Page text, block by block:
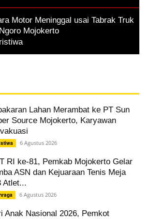
Motor Meninggal usai Tabrak Truk
Mojokerto
,
Lahan Merambat ke PT Sun
Source Mojokerto, Karyawan
6 Agustus 2026
RI ke-81, Pemkab Mojokerto Gelar
ASN dan Kejuaraan Tenis Meja
Atlet...
6 Agustus 2026
Anak Nasional 2026, Pemkot